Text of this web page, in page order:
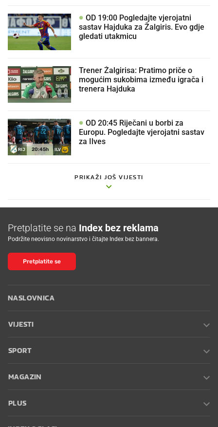
OD 19:00 Pogledajte vjerojatni
sastav Hajduka za Žalgiris. Evo gdje
gledati utakmicu
Trener Žalgirisa: Pratimo priče o
mogućim sukobima između igrača i
trenera Hajduka
RIJ 20:45h ILV
OD 20:45 Riječani u borbi za
Europu. Pogledajte vjerojatni sastav
za Ilves
PRIKAŽI JOŠ VIJESTI
Pretplatite se na Index bez reklama
Podržite neovisno novinarstvo i čitajte Index bez bannera.
Pretplatite se
NASLOVNICA
VIJESTI
SPORT
MAGAZIN
PLUS